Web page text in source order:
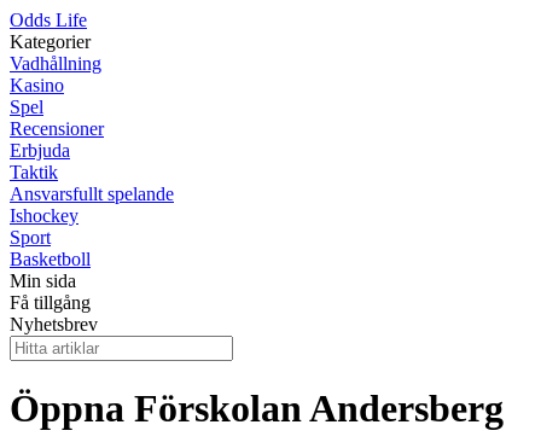
Odds Life
Kategorier
Vadhållning
Kasino
Spel
Recensioner
Erbjuda
Taktik
Ansvarsfullt spelande
Ishockey
Sport
Basketboll
Min sida
Få tillgång
Nyhetsbrev
Öppna Förskolan Andersberg